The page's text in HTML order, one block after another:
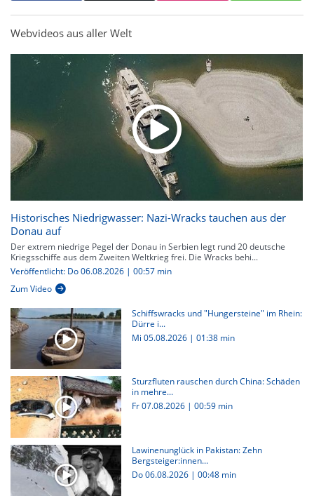
Webvideos aus aller Welt
Historisches Niedrigwasser: Nazi-Wracks tauchen aus der
Donau auf
Der extrem niedrige Pegel der Donau in Serbien legt rund 20 deutsche
Kriegsschiffe aus dem Zweiten Weltkrieg frei. Die Wracks behi...
Veröffentlicht: Do 06.08.2026 | 00:57 min
Zum Video
Schiffswracks und "Hungersteine" im Rhein:
Dürre i...
Mi 05.08.2026 | 01:38 min
Sturzfluten rauschen durch China: Schäden
in mehre...
Fr 07.08.2026 | 00:59 min
Lawinenunglück in Pakistan: Zehn
Bergsteiger:innen...
Do 06.08.2026 | 00:48 min